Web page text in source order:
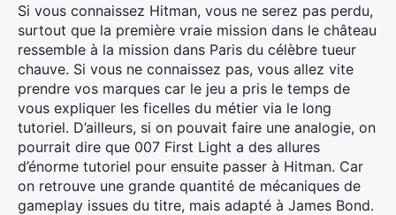
Si vous connaissez Hitman, vous ne serez pas perdu,
surtout que la première vraie mission dans le château
ressemble à la mission dans Paris du célèbre tueur
chauve. Si vous ne connaissez pas, vous allez vite
prendre vos marques car le jeu a pris le temps de
vous expliquer les ficelles du métier via le long
tutoriel. D’ailleurs, si on pouvait faire une analogie, on
pourrait dire que 007 First Light a des allures
d’énorme tutoriel pour ensuite passer à Hitman. Car
on retrouve une grande quantité de mécaniques de
gameplay issues du titre, mais adapté à James Bond.